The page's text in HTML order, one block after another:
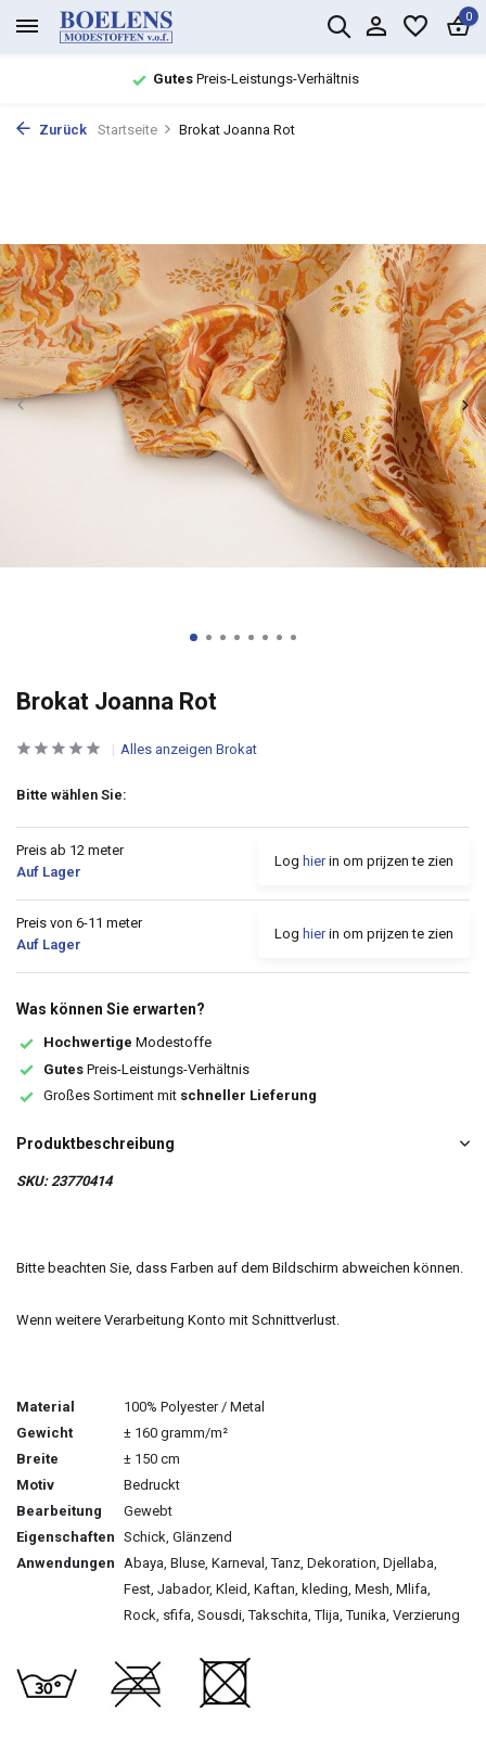
0
GutesPreis-Leistungs-Verhältnis
Zurück Startseite Brokat Joanna Rot
Brokat Joanna Rot
Alles anzeigen Brokat
Bitte wählen Sie:
Preis ab 12 meter
Auf Lager
Log hierin om prijzen te zien
Preis von 6-11 meter
Auf Lager
Log hierin om prijzen te zien
Was können Sie erwarten?
Hochwertige Modestoffe
Gutes Preis-Leistungs-Verhältnis
Großes Sortiment mit schneller Lieferung
Produktbeschreibung
SKU: 23770414
Bitte beachten Sie, dass Farben auf dem Bildschirm abweichen können.
Wenn weitere Verarbeitung Konto mit Schnittverlust.
Material
100% Polyester / Metal
Gewicht
± 160 gramm/m²
Breite
± 150 cm
Motiv
Bedruckt
Bearbeitung
Gewebt
Eigenschaften Schick, Glänzend
Anwendungen
Abaya, Bluse, Karneval, Tanz, Dekoration, Djellaba,
Fest, Jabador, Kleid, Kaftan, kleding, Mesh, Mlifa,
Rock, sfifa, Sousdi, Takschita, Tlija, Tunika, Verzierung